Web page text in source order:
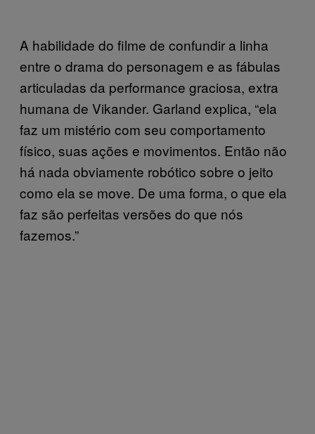
A habilidade do filme de confundir a linha
entre o drama do personagem e as fábulas
articuladas da performance graciosa, extra
humana de Vikander. Garland explica, “ela
faz um mistério com seu comportamento
físico, suas ações e movimentos. Então não
há nada obviamente robótico sobre o jeito
como ela se move. De uma forma, o que ela
faz são perfeitas versões do que nós
fazemos.”